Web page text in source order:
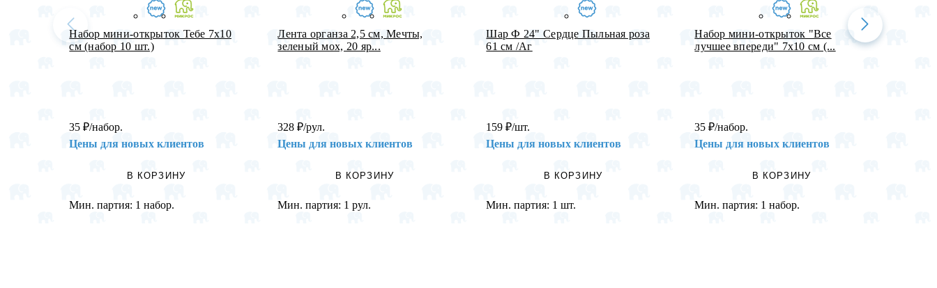
Набор мини-открыток Тебе 7х10
см (набор 10 шт.)
35₽/набор.
Цены для новых клиентов
В КОРЗИНУ
Мин. партия: 1 набор.
Лента органза 2,5 см, Мечты,
зеленый мох, 20 яр...
328₽/рул.
Цены для новых клиентов
В КОРЗИНУ
Мин. партия: 1 рул.
Шар Ф 24" Сердце Пыльная роза
61 см /Aг
159₽/шт.
Цены для новых клиентов
В КОРЗИНУ
Мин. партия: 1 шт.
Набор мини-открыток "Все
лучшее впереди" 7х10 см (...
35₽/набор.
Цены для новых клиентов
В КОРЗИНУ
Мин. партия: 1 набор.